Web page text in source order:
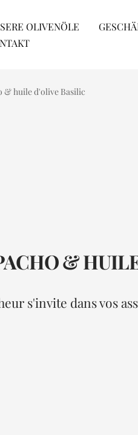
OLIVENÖLE
& huile d'olive Basilic
&
s'invite dans vos